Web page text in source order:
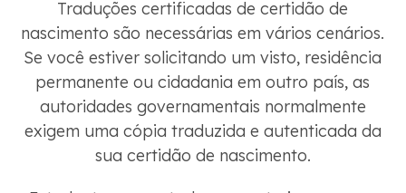
Traduções certificadas de certidão de
nascimento são necessárias em vários cenários.
Se você estiver solicitando um visto, residência
permanente ou cidadania em outro país, as
autoridades governamentais normalmente
exigem uma cópia traduzida e autenticada da
sua certidão de nascimento.